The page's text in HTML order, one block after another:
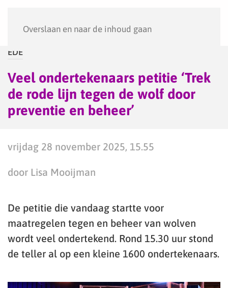
Overslaan en naar de inhoud gaan
EDE
Veel ondertekenaars petitie ‘Trek
de rode lijn tegen de wolf door
preventie en beheer’
vrijdag 28 november 2025, 15.55
door Lisa Mooijman
De petitie die vandaag startte voor
maatregelen tegen en beheer van wolven
wordt veel ondertekend. Rond 15.30 uur stond
de teller al op een kleine 1600 ondertekenaars.